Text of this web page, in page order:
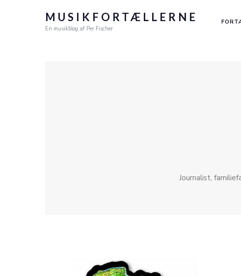
MUSIKFORTÆLLERNE
En musikblog af Per Fischer
Journalist,